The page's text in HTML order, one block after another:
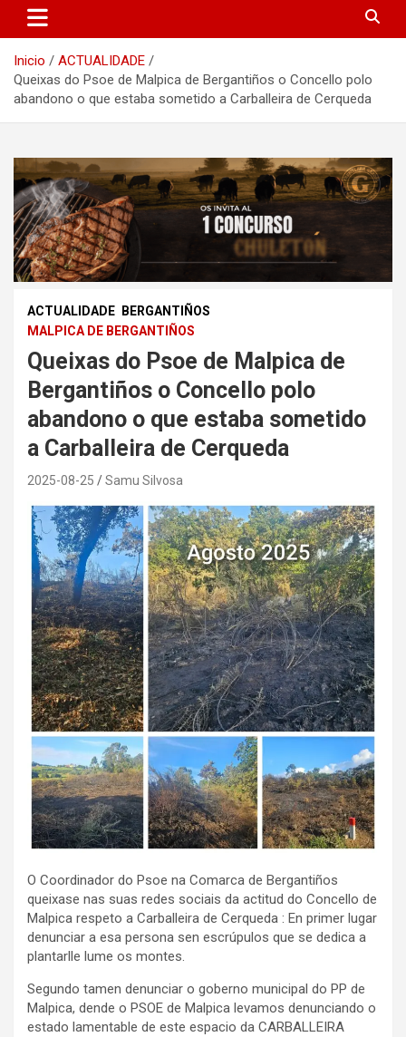
Inicio
ACTUALIDADE
Queixas do Psoe de Malpica de Bergantiños o Concello polo
abandono o que estaba sometido a Carballeira de Cerqueda
ACTUALIDADE
BERGANTIÑOS
MALPICA DE BERGANTIÑOS
Queixas do Psoe de Malpica de
Bergantiños o Concello polo
abandono o que estaba sometido
a Carballeira de Cerqueda
2025-08-25 Samu Silvosa
O Coordinador do Psoe na Comarca de Bergantiños
queixase nas suas redes sociais da actitud do Concello de
Malpica respeto a Carballeira de Cerqueda : En primer lugar
denunciar a esa persona sen escrúpulos que se dedica a
plantarlle lume os montes.
Segundo tamen denunciar o goberno municipal do PP de
Malpica, dende o PSOE de Malpica levamos denunciando o
estado lamentable de este espacio da CARBALLEIRA